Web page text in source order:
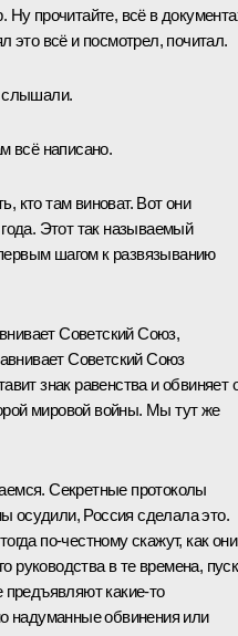
Ну прочитайте, всё в
это всё и посмотрел, почитал.
слышали.
всё написано.
кто там виноват. Вот они
Этот так называемый
шагом к развязыванию
Советский Союз,
Советский Союз
знак равенства и обвиняет
мировой войны. Мы тут же
Секретные протоколы
осудили, Россия сделала это.
по-честному скажут, как они
руководства в те времена,
какие‑то
обвинения или